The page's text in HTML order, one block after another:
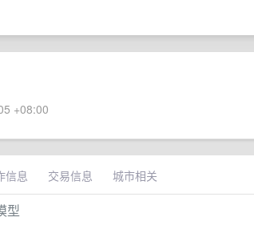
+08:00
信息 交易信息 城市相关
型